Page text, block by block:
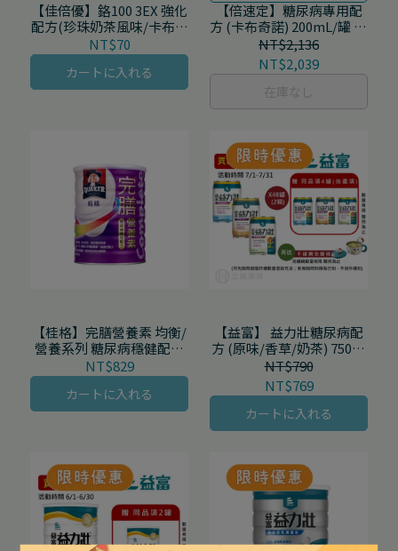
【佳倍優】鉻100 3EX 強化
配方(珍珠奶茶風味/卡布奇
諾風味) 237mL/瓶 24瓶/箱
NT$70
カートに入れる
【倍速定】糖尿病專用配
方 (卡布奇諾) 200mL/罐 24
罐/箱
NT$2,039
NT$2,136
在庫なし
【桂格】完膳營養素 均衡/
營養系列 糖尿病穩健配方
900g/罐
NT$829
カートに入れる
【益富】 益力壯糖尿病配
方 (原味/香草/奶茶) 750g/
罐 250mL/罐 24罐/箱 (買
250mL-1箱送2罐)
NT$769
NT$790
カートに入れる